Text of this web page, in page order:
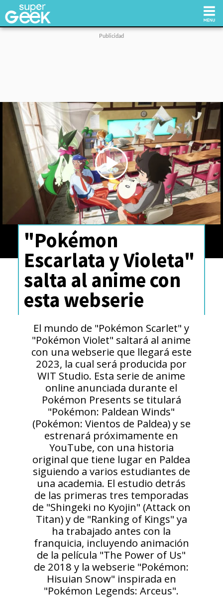
Tecnología
Videojuegos
Reviews
Cultura Pop
Streaming
Síguenos:
Play
Video
"Pokémon
Escarlata y Violeta"
salta al anime con
esta webserie
El mundo de "Pokémon Scarlet" y
"Pokémon Violet" saltará al anime
con una webserie que llegará este
2023, la cual será producida por
WIT Studio. Esta serie de anime
online anunciada durante el
Pokémon Presents se titulará
"Pokémon: Paldean Winds"
(Pokémon: Vientos de Paldea) y se
estrenará próximamente en
YouTube, con una historia
original que tiene lugar en Paldea
siguiendo a varios estudiantes de
una academia. El estudio detrás
de las primeras tres temporadas
de "Shingeki no Kyojin" (Attack on
Titan) y de "Ranking of Kings" ya
ha trabajado antes con la
franquicia, incluyendo animación
de la película "The Power of Us"
de 2018 y la webserie "Pokémon:
Hisuian Snow" inspirada en
"Pokémon Legends: Arceus".